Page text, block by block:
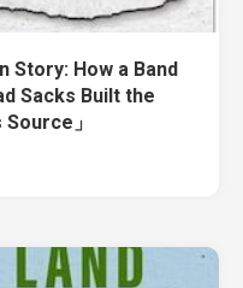
Story: How a Band
Sacks Built the
」